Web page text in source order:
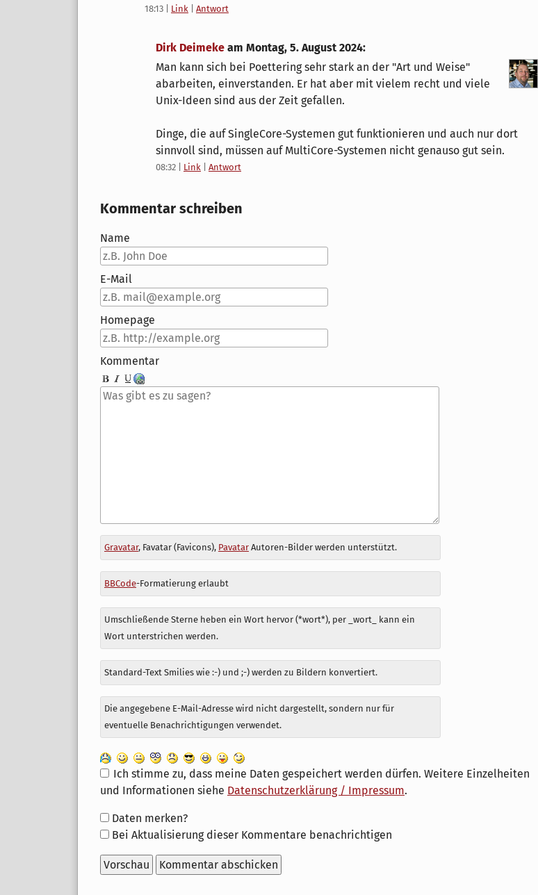
18:13 Link Antwort
Dirk Deimeke am Montag, 5. August 2024:
Man kann sich bei Poettering sehr stark an der "Art und Weise"
abarbeiten, einverstanden. Er hat aber mit vielem recht und viele
Unix-Ideen sind aus der Zeit gefallen.
Dinge, die auf SingleCore-Systemen gut funktionieren und auch nur dort
sinnvoll sind, müssen auf MultiCore-Systemen nicht genauso gut sein.
08:32 Link Antwort
Kommentar schreiben
Name
E-Mail
Homepage
Kommentar
Antwort
zu
Gravatar, Favatar (Favicons), PavatarAutoren-Bilder werden unterstützt.
BBCode-Formatierung erlaubt
Umschließende Sterne heben ein Wort hervor (*wort*), per _wort_ kann ein
Wort unterstrichen werden.
Standard-Text Smilies wie :-) und ;-) werden zu Bildern konvertiert.
Die angegebene E-Mail-Adresse wird nicht dargestellt, sondern nur für
eventuelle Benachrichtigungen verwendet.
Ich stimme zu, dass meine Daten gespeichert werden dürfen. Weitere Einzelheiten
und Informationen siehe Datenschutzerklärung / Impressum.
Formular-
Optionen
Daten merken?
Bei Aktualisierung dieser Kommentare benachrichtigen